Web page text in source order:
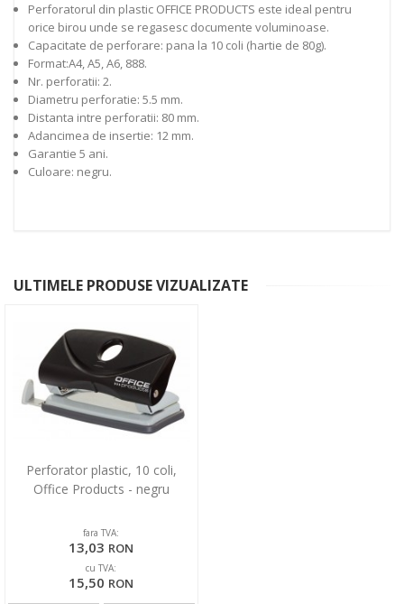
Perforatorul din plastic OFFICE PRODUCTS este ideal pentru
orice birou unde se regasesc documente voluminoase.
Capacitate de perforare: pana la 10 coli (hartie de 80g).
Format:A4, A5, A6, 888.
Nr. perforatii: 2.
Diametru perforatie: 5.5 mm.
Distanta intre perforatii: 80 mm.
Adancimea de insertie: 12 mm.
Garantie 5 ani.
Culoare: negru.
ULTIMELE PRODUSE VIZUALIZATE
Perforator plastic, 10 coli,
Office Products - negru
fara TVA:
13,03 RON
cu TVA:
15,50 RON